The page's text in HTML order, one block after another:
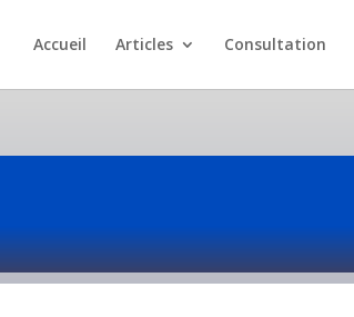
Accueil Articles Consultation